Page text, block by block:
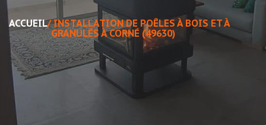
ACCUEIL/INSTALLATION DE POÊLES À BOIS ET À
GRANULÉS À CORNÉ (49630)